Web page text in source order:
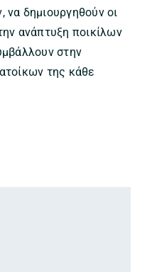
δημιουργηθούν οι
ανάπτυξη ποικίλων
στην
της κάθε